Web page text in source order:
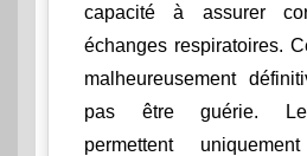
capacité à assurer
échanges respiratoires.
malheureusement
pas être guérie.
permettent